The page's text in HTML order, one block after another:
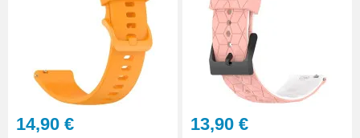
32,90 €
Gros pointeau de pose
manipulation bracelet montre
4,90 €
14,90 € 13,90 €